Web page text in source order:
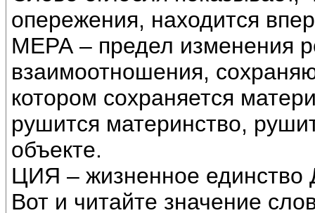
опережения, находится
МЕРА – предел изменения
взаимоотношения,
котором сохраняется
рушится материнство,
объекте.
ЦИЯ – жизненное единство
Вот и читайте значение